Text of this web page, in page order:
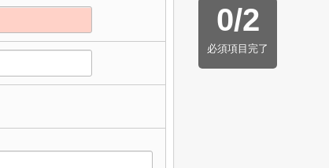
0/2
必須項目完了